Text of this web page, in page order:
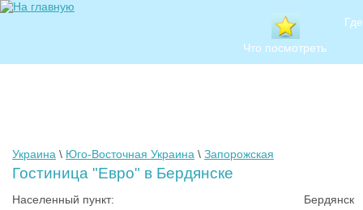
Что посмотреть
Украина \ Юго-Восточная Украина \ Запорожская
Гостиница "Евро" в Бердянске
Населенный пункт:
Бердянск